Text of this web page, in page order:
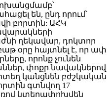
են, ընդ որում՝
բորտին: ԱՀԿ
ղեկավար, դոկտոր
օրը հայտնել է, որ ափ
որոնք չունեն
փոքր նավակներով
կանցնեն բժշկական
գտնվող 17
կտեղափոխվեն